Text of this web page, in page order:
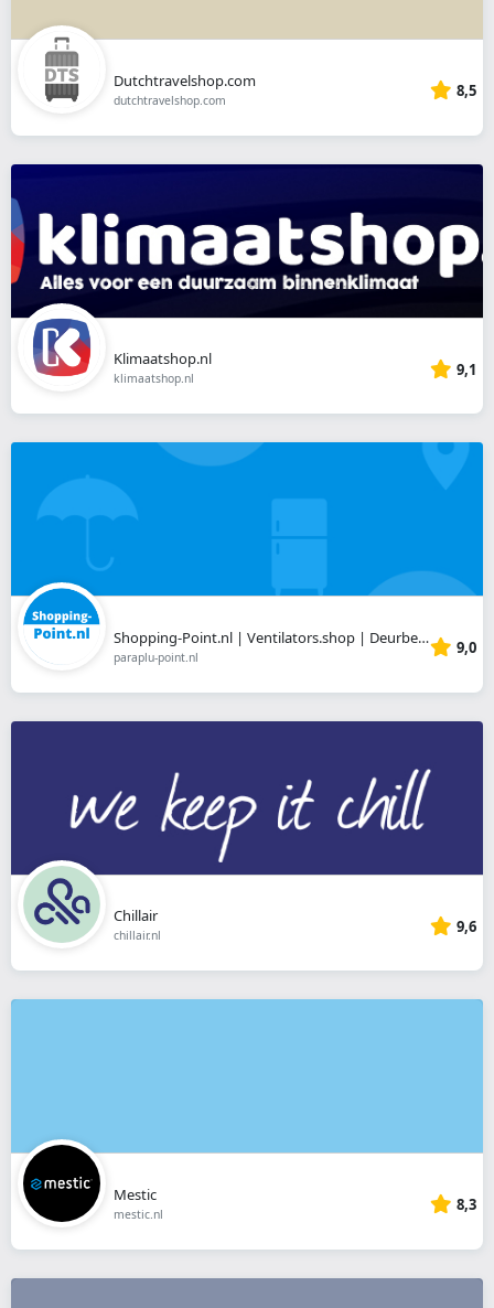
Dutchtravelshop.com
dutchtravelshop.com 8,5
Klimaatshop.nl
klimaatshop.nl 9,1
Shopping-Point.nl | Ventilators.shop | Deurbellen.shop
paraplu-point.nl 9,0
Chillair
chillair.nl 9,6
Mestic
mestic.nl 8,3